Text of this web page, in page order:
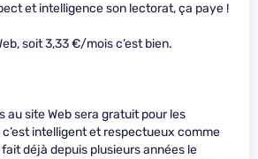
et intelligence son lectorat, ça paye !
soit 3,33 €/mois c’est bien.
au site Web sera gratuit pour les
intelligent et respectueux comme
déjà depuis plusieurs années le